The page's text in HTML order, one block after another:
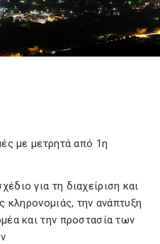
με μετρητά από 1η
για τη διαχείριση και
κληρονομιάς, την ανάπτυξη
και την προστασία των